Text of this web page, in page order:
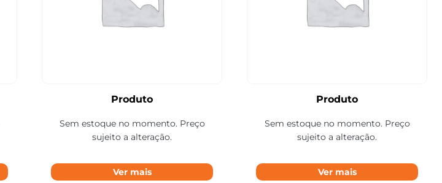
Produto
Sem estoque no momento. Preço
sujeito a alteração.
Ver mais
Produto
Sem estoque no momento. Preço
sujeito a alteração.
Ver mais